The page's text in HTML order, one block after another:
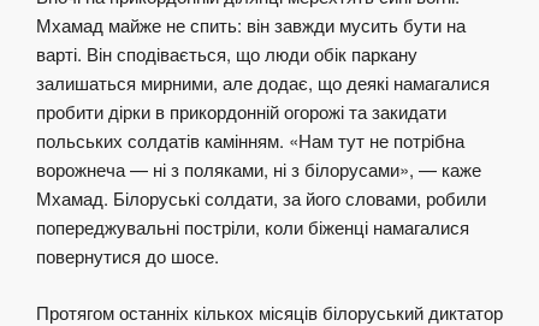
Мхамад майже не спить: він завжди мусить бути на
варті. Він сподівається, що люди обік паркану
залишаться мирними, але додає, що деякі намагалися
пробити дірки в прикордонній огорожі та закидати
польських солдатів камінням. «Нам тут не потрібна
ворожнеча — ні з поляками, ні з білорусами», — каже
Мхамад. Білоруські солдати, за його словами, робили
попереджувальні постріли, коли біженці намагалися
повернутися до шосе.
Протягом останніх кількох місяців білоруський диктатор